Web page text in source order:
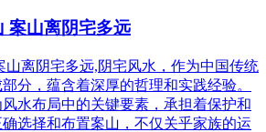
案山离阴宅多远
山离阴宅多远,阴宅风水，作为中国传统
分，蕴含着深厚的哲理和实践经验。
水布局中的关键要素，承担着保护和
选择和布置案山，不仅关乎家族的运